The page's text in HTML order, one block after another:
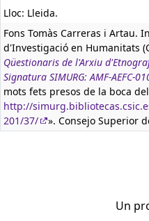
Lloc: Lleida.
Fons Tomàs Carreras i Artau.
d'Investigació en Humanitats
Qüestionaris de l'Arxiu
Signatura SIMURG: AMF-AEFC-
mots fets presos de la boca
http://
201/37/
». Consejo Superior
Un